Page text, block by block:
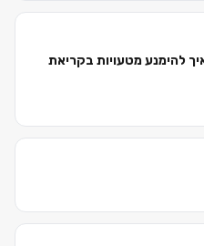
להימנע מטעויות בקריאת